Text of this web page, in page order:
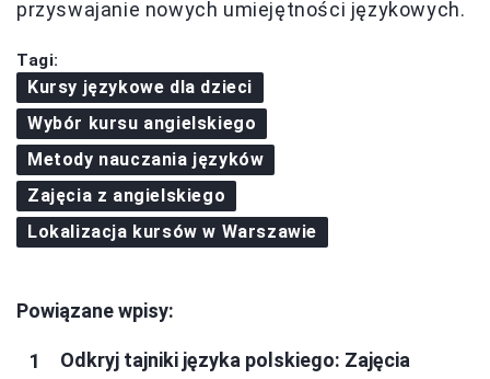
przyswajanie nowych umiejętności językowych.
Tagi:
Kursy językowe dla dzieci
Wybór kursu angielskiego
Metody nauczania języków
Zajęcia z angielskiego
Lokalizacja kursów w Warszawie
Powiązane wpisy:
Odkryj tajniki języka polskiego: Zajęcia